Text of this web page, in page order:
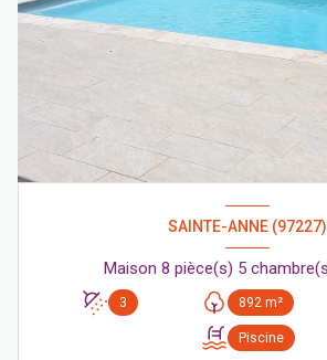
SAINTE-ANNE (97227)
3 892 m²
Piscine